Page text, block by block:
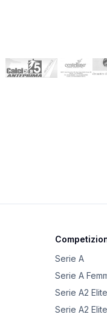
Serie A
Serie A
Serie A2
Serie A2